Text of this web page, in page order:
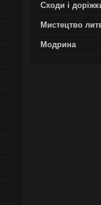
Сходи і
Мистецтво
Модрина